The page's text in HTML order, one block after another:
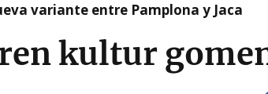
variante entre Pamplona y Jaca
kultur